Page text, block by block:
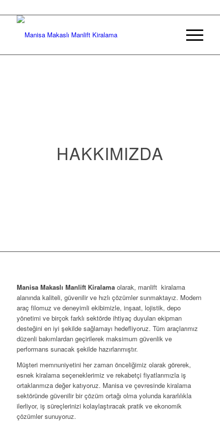
HAKKIMIZDA
Manisa Makaslı Manlift Kiralamaolarak, manlift kiralama
alanında kaliteli, güvenilir ve hızlı çözümler sunmaktayız. Modern
araç filomuz ve deneyimli ekibimizle, inşaat, lojistik, depo
yönetimi ve birçok farklı sektörde ihtiyaç duyulan ekipman
desteğini en iyi şekilde sağlamayı hedefliyoruz. Tüm araçlarımız
düzenli bakımlardan geçirilerek maksimum güvenlik ve
performans sunacak şekilde hazırlanmıştır.
Müşteri memnuniyetini her zaman önceliğimiz olarak görerek,
esnek kiralama seçeneklerimiz ve rekabetçi fiyatlarımızla iş
ortaklarımıza değer katıyoruz. Manisa ve çevresinde kiralama
sektöründe güvenilir bir çözüm ortağı olma yolunda kararlılıkla
ilerliyor, iş süreçlerinizi kolaylaştıracak pratik ve ekonomik
çözümler sunuyoruz.